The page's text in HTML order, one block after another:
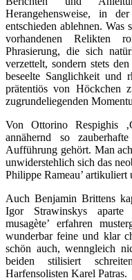
Herangehensweise, in
entschieden ablehnen. Was
vorhandenen Relikten
Phrasierung, die sich
verzettelt, sondern stets
beseelte Sanglichkeit und
prätentiös von Höckchen
zugrundeliegenden
Von Ottorino Respighis
annähernd so
Aufführung gehört. Man
unwiderstehlich sich das
Philippe Rameau’ artikuliert
Auch Benjamin Brittens
Igor Strawinskys aparte
musagète’ erfahren
wunderbar feine und klar
schön auch, wenngleich
beiden stilisiert
Harfensolisten Karel Patras.